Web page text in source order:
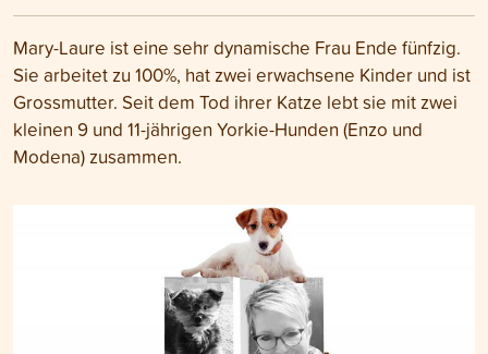
Mary-Laure ist eine sehr dynamische Frau Ende fünfzig.
Sie arbeitet zu 100%, hat zwei erwachsene Kinder und ist
Grossmutter. Seit dem Tod ihrer Katze lebt sie mit zwei
kleinen 9 und 11-jährigen Yorkie-Hunden (Enzo und
Modena) zusammen.